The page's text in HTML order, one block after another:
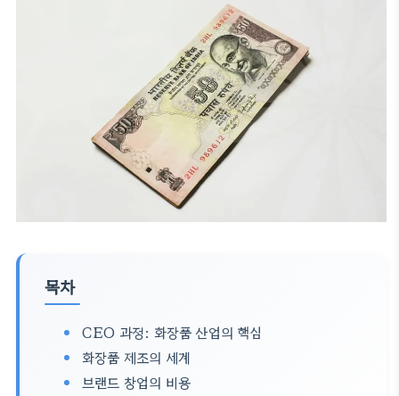
목차
CEO 과정: 화장품 산업의 핵심
화장품 제조의 세계
브랜드 창업의 비용